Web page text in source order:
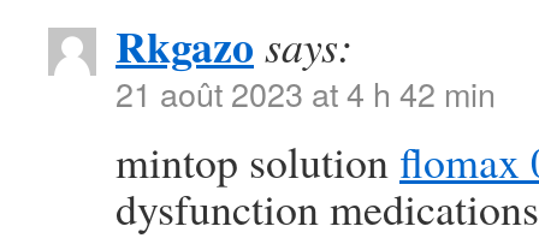
Rkgazo says:
21 août 2023 at 4 h 42 min
mintop solution flomax
dysfunction medications